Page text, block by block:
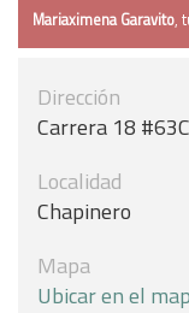
Mariaximena Garavito,
Dirección
Carrera 18
Localidad
Chapinero
Mapa
Ubicar en el